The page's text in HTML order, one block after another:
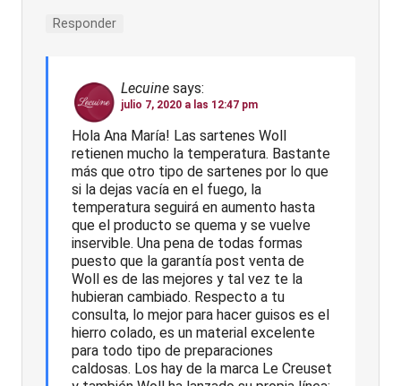
Responder
Lecuine says:
julio 7, 2020 a las 12:47 pm
Hola Ana María! Las sartenes Woll
retienen mucho la temperatura. Bastante
más que otro tipo de sartenes por lo que
si la dejas vacía en el fuego, la
temperatura seguirá en aumento hasta
que el producto se quema y se vuelve
inservible. Una pena de todas formas
puesto que la garantía post venta de
Woll es de las mejores y tal vez te la
hubieran cambiado. Respecto a tu
consulta, lo mejor para hacer guisos es el
hierro colado, es un material excelente
para todo tipo de preparaciones
caldosas. Los hay de la marca Le Creuset